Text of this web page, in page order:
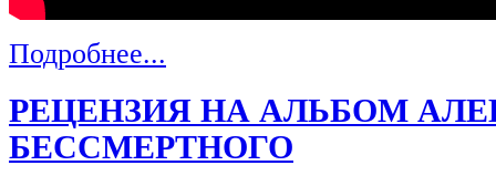
Подробнее...
РЕЦЕНЗИЯ НА АЛЬБОМ
БЕССМЕРТНОГО